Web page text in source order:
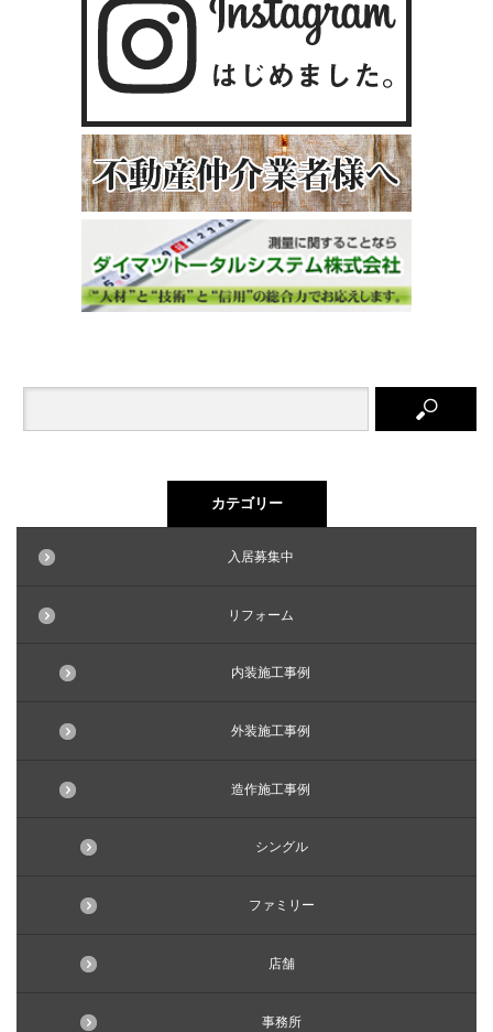
カテゴリー
入居募集中
リフォーム
内装施工事例
外装施工事例
造作施工事例
シングル
ファミリー
店舗
事務所